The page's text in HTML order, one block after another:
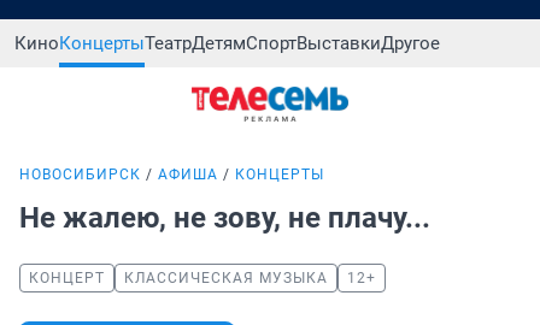
КиноКонцертыТеатрДетямСпортВыставкиДругое
НОВОСИБИРСК АФИША КОНЦЕРТЫ
Не жалею, не зову, не плачу...
КОНЦЕРТ КЛАССИЧЕСКАЯ МУЗЫКА 12+